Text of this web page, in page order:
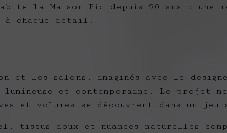
la Maison Pic depuis 90 ans : une
chaque détail.
et les salons, imaginés avec le
lumineuse et contemporaine. Le projet
et volumes se découvrent dans un
doux et nuances naturelles